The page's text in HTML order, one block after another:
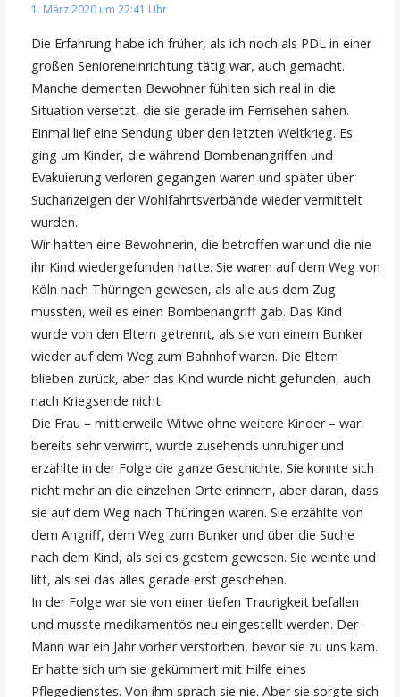
1. März 2020 um 22:41 Uhr
Die Erfahrung habe ich früher, als ich noch als PDL in einer
großen Senioreneinrichtung tätig war, auch gemacht.
Manche dementen Bewohner fühlten sich real in die
Situation versetzt, die sie gerade im Fernsehen sahen.
Einmal lief eine Sendung über den letzten Weltkrieg. Es
ging um Kinder, die während Bombenangriffen und
Evakuierung verloren gegangen waren und später über
Suchanzeigen der Wohlfahrtsverbände wieder vermittelt
wurden.
Wir hatten eine Bewohnerin, die betroffen war und die nie
ihr Kind wiedergefunden hatte. Sie waren auf dem Weg von
Köln nach Thüringen gewesen, als alle aus dem Zug
mussten, weil es einen Bombenangriff gab. Das Kind
wurde von den Eltern getrennt, als sie von einem Bunker
wieder auf dem Weg zum Bahnhof waren. Die Eltern
blieben zurück, aber das Kind wurde nicht gefunden, auch
nach Kriegsende nicht.
Die Frau – mittlerweile Witwe ohne weitere Kinder – war
bereits sehr verwirrt, wurde zusehends unruhiger und
erzählte in der Folge die ganze Geschichte. Sie konnte sich
nicht mehr an die einzelnen Orte erinnern, aber daran, dass
sie auf dem Weg nach Thüringen waren. Sie erzählte von
dem Angriff, dem Weg zum Bunker und über die Suche
nach dem Kind, als sei es gestern gewesen. Sie weinte und
litt, als sei das alles gerade erst geschehen.
In der Folge war sie von einer tiefen Traurigkeit befallen
und musste medikamentös neu eingestellt werden. Der
Mann war ein Jahr vorher verstorben, bevor sie zu uns kam.
Er hatte sich um sie gekümmert mit Hilfe eines
Pflegedienstes. Von ihm sprach sie nie. Aber sie sorgte sich